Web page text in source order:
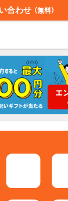
合わせ （無料）